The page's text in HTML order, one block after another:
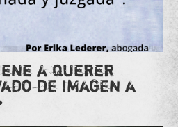
a querer
de imagen a